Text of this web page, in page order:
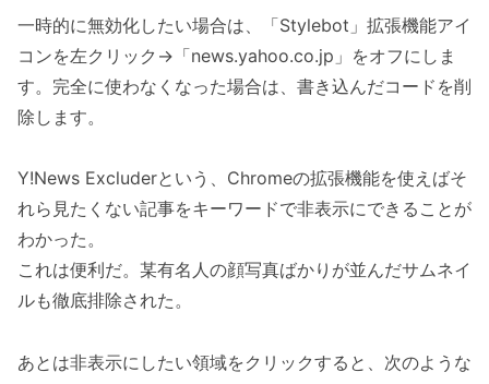
一時的に無効化したい場合は、「Stylebot」拡張機能アイ
コンを左クリック→「news.yahoo.co.jp」をオフにしま
す。完全に使わなくなった場合は、書き込んだコードを削
除します。
Y!News Excluderという、Chromeの拡張機能を使えばそ
れら見たくない記事をキーワードで非表示にできることが
わかった。
これは便利だ。某有名人の顔写真ばかりが並んだサムネイ
ルも徹底排除された。
あとは非表示にしたい領域をクリックすると、次のような